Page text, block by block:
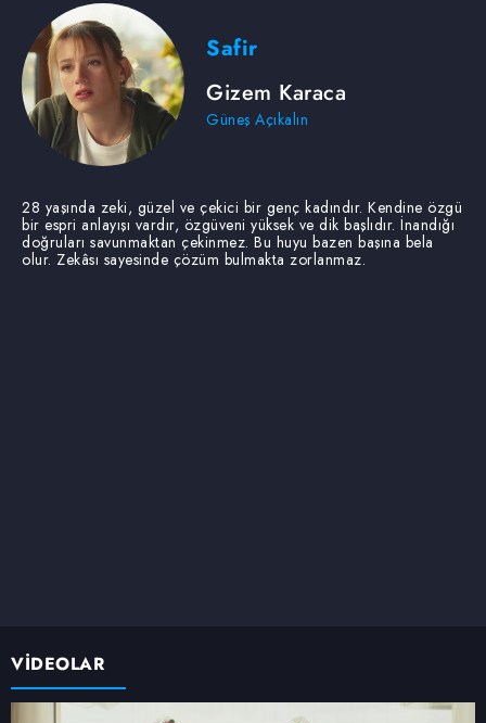
Safir
Gizem Karaca
Güneş Açıkalın
28 yaşında zeki, güzel ve çekici bir genç kadındır. Kendine özgü
bir espri anlayışı vardır, özgüveni yüksek ve dik başlıdır. İnandığı
doğruları savunmaktan çekinmez. Bu huyu bazen başına bela
olur. Zekâsı sayesinde çözüm bulmakta zorlanmaz.
VİDEOLAR